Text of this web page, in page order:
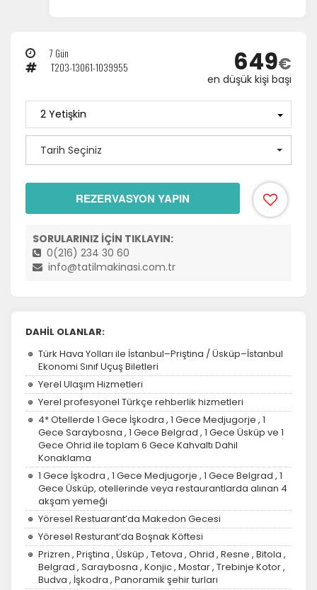
7 Gün
T203-13061-1039955
649€
en düşük kişi başı
Tarih Seçiniz
REZERVASYON YAPIN
SORULARINIZ İÇİN TIKLAYIN:
0(216) 234 30 60
info@tatilmakinasi.com.tr
DAHİL OLANLAR:
Türk Hava Yolları ile İstanbul–Priştina / Üsküp–İstanbul
Ekonomi Sınıf Uçuş Biletleri
Yerel Ulaşım Hizmetleri
Yerel profesyonel Türkçe rehberlik hizmetleri
4* Otellerde 1 Gece İşkodra , 1 Gece Medjugorje , 1
Gece Saraybosna , 1 Gece Belgrad , 1 Gece Üsküp ve 1
Gece Ohrid ile toplam 6 Gece Kahvaltı Dahil
Konaklama
1 Gece İşkodra , 1 Gece Medjugorje , 1 Gece Belgrad , 1
Gece Üsküp, otellerinde veya restaurantlarda alınan 4
akşam yemeği
Yöresel Restuarant’da Makedon Gecesi
Yöresel Resturant’da Boşnak Köftesi
Prizren , Priştina , Üsküp , Tetova , Ohrid , Resne , Bitola ,
Belgrad , Saraybosna , Konjic , Mostar , Trebinje Kotor ,
Budva , İşkodra , Panoramik şehir turları